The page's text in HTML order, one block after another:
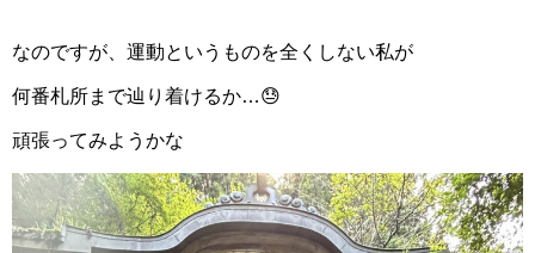
なのですが、運動というものを全くしない私が
何番札所まで辿り着けるか…😓
頑張ってみようかな